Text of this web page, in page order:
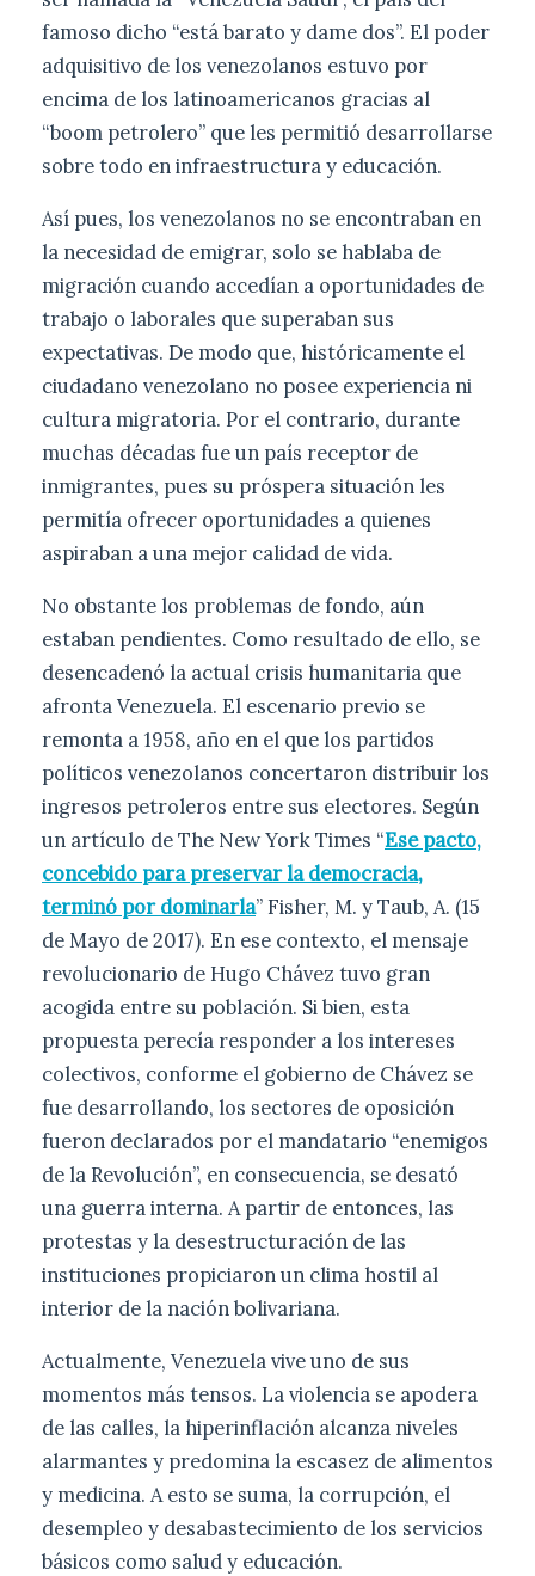
famoso dicho “está barato y dame dos”. El poder
adquisitivo de los venezolanos estuvo por
encima de los latinoamericanos gracias al
“boom petrolero” que les permitió desarrollarse
sobre todo en infraestructura y educación.
Así pues, los venezolanos no se encontraban en
la necesidad de emigrar, solo se hablaba de
migración cuando accedían a oportunidades de
trabajo o laborales que superaban sus
expectativas. De modo que, históricamente el
ciudadano venezolano no posee experiencia ni
cultura migratoria. Por el contrario, durante
muchas décadas fue un país receptor de
inmigrantes, pues su próspera situación les
permitía ofrecer oportunidades a quienes
aspiraban a una mejor calidad de vida.
No obstante los problemas de fondo, aún
estaban pendientes. Como resultado de ello, se
desencadenó la actual crisis humanitaria que
afronta Venezuela. El escenario previo se
remonta a 1958, año en el que los partidos
políticos venezolanos concertaron distribuir los
ingresos petroleros entre sus electores. Según
un artículo de The New York Times “Ese pacto,
concebido para preservar la democracia,
terminó por dominarla” Fisher, M. y Taub, A. (15
de Mayo de 2017). En ese contexto, el mensaje
revolucionario de Hugo Chávez tuvo gran
acogida entre su población. Si bien, esta
propuesta perecía responder a los intereses
colectivos, conforme el gobierno de Chávez se
fue desarrollando, los sectores de oposición
fueron declarados por el mandatario “enemigos
de la Revolución”, en consecuencia, se desató
una guerra interna. A partir de entonces, las
protestas y la desestructuración de las
instituciones propiciaron un clima hostil al
interior de la nación bolivariana.
Actualmente, Venezuela vive uno de sus
momentos más tensos. La violencia se apodera
de las calles, la hiperinflación alcanza niveles
alarmantes y predomina la escasez de alimentos
y medicina. A esto se suma, la corrupción, el
desempleo y desabastecimiento de los servicios
básicos como salud y educación.